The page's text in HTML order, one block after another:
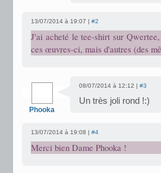
13/07/2014 à 19:07 | #2
J'ai acheté le tee-shirt sur
ces œuvres-ci, mais d'autres (des
Phooka
08/07/2014 à 12:12 | #3
Un très joli rond !:)
13/07/2014 à 19:08 | #4
Merci bien Dame Phooka !